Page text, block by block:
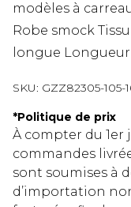
modèles à
Robe smock
longue
SKU: GZZ82305-105-
*Politique de prix
À compter du 1er
commandes
sont soumises à
d’importation